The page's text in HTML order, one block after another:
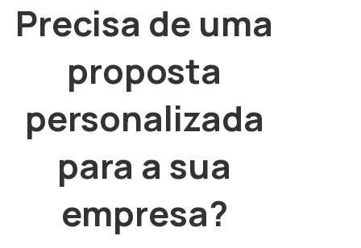
Precisa de uma
proposta
personalizada
para a sua
empresa?